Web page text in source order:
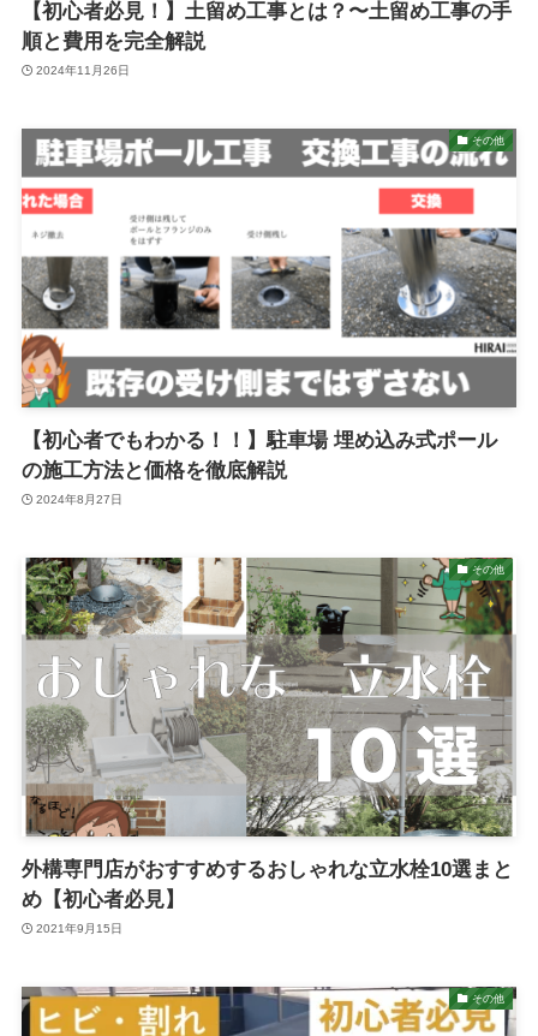
【初心者必見！】土留め工事とは？〜土留め工事の手
順と費用を完全解説
2024年11月26日
その他
【初心者でもわかる！！】駐車場 埋め込み式ポール
の施工方法と価格を徹底解説
2024年8月27日
その他
外構専門店がおすすめするおしゃれな立水栓10選まと
め【初心者必見】
2021年9月15日
その他